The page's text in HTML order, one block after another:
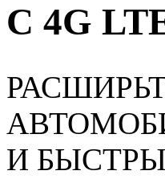
С 4G
И